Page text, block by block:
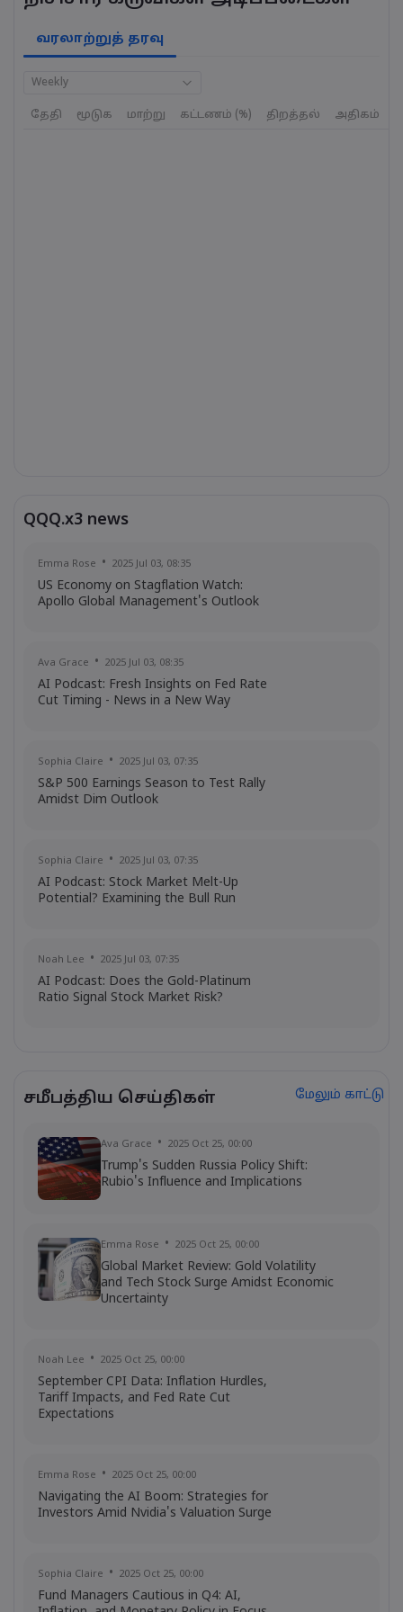
வரலாற்றுத் தரவு
Weekly
தேதி மூடுக மாற்று கட்டணம் (%) திறத்தல் அதிகம்
QQQ.x3 news
Emma Rose 2025 Jul 03, 08:35
US Economy on Stagflation Watch:
Apollo Global Management's Outlook
Ava Grace 2025 Jul 03, 08:35
AI Podcast: Fresh Insights on Fed Rate
Cut Timing - News in a New Way
Sophia Claire 2025 Jul 03, 07:35
S&P 500 Earnings Season to Test Rally
Amidst Dim Outlook
Sophia Claire 2025 Jul 03, 07:35
AI Podcast: Stock Market Melt-Up
Potential? Examining the Bull Run
Noah Lee 2025 Jul 03, 07:35
AI Podcast: Does the Gold-Platinum
Ratio Signal Stock Market Risk?
சமீபத்திய செய்திகள் மேலும் காட்டு
Ava Grace 2025 Oct 25, 00:00
Trump's Sudden Russia Policy Shift:
Rubio's Influence and Implications
Emma Rose 2025 Oct 25, 00:00
Global Market Review: Gold Volatility
and Tech Stock Surge Amidst Economic
Uncertainty
Noah Lee 2025 Oct 25, 00:00
September CPI Data: Inflation Hurdles,
Tariff Impacts, and Fed Rate Cut
Expectations
Emma Rose 2025 Oct 25, 00:00
Navigating the AI Boom: Strategies for
Investors Amid Nvidia's Valuation Surge
Sophia Claire 2025 Oct 25, 00:00
Fund Managers Cautious in Q4: AI,